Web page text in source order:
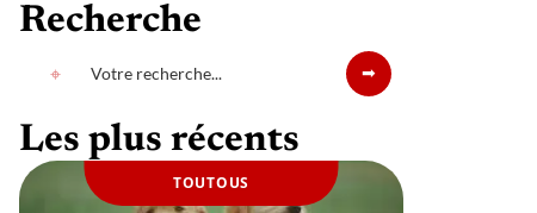
Recherche
Les plus récents
TOUTOUS